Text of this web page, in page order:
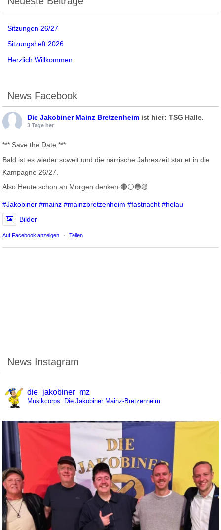
Sitzungen 26/27
Sitzungsheft 2026
Herzlich Willkommen
News Facebook
Die Jakobiner Mainz Bretzenheim ist hier: TSG Halle.
3 Tage her
*** Save the Date ***
Bald ist es wieder soweit und die närrische Jahreszeit startet in die
Kampagne 26/27.
Also Heute schon an Morgen denken 🔴⚪️🔵🟡
#Jakobiner #mainz #mainzbretzenheim #fastnacht #helau
Bilder
Auf Facebook anzeigen · Teilen
News Instagram
die_jakobiner_mz
Musikcorps. Die Jakobiner Mainz-Bretzenheim